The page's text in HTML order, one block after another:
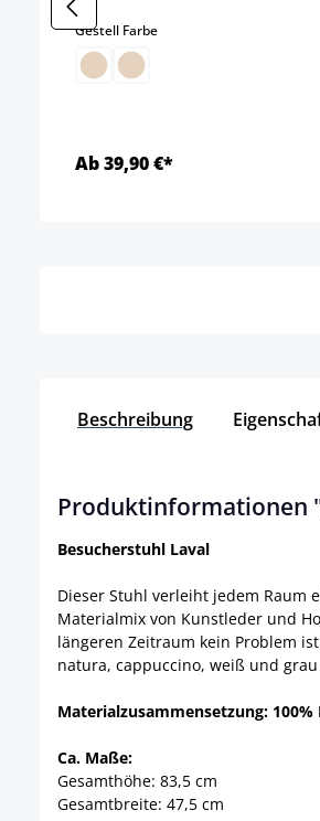
Gestell Farbeauswählen
Ab 39,90 €*
Beschreibung
Produktinformationen
Besucherstuhl Laval
Dieser Stuhl verleiht jedem Raum
Materialmix von Kunstleder und
längeren Zeitraum kein Problem
natura, cappuccino, weiß und
Materialzusammensetzung:
Ca. Maße:
Gesamthöhe: 83,5 cm
Gesamtbreite: 47,5 cm